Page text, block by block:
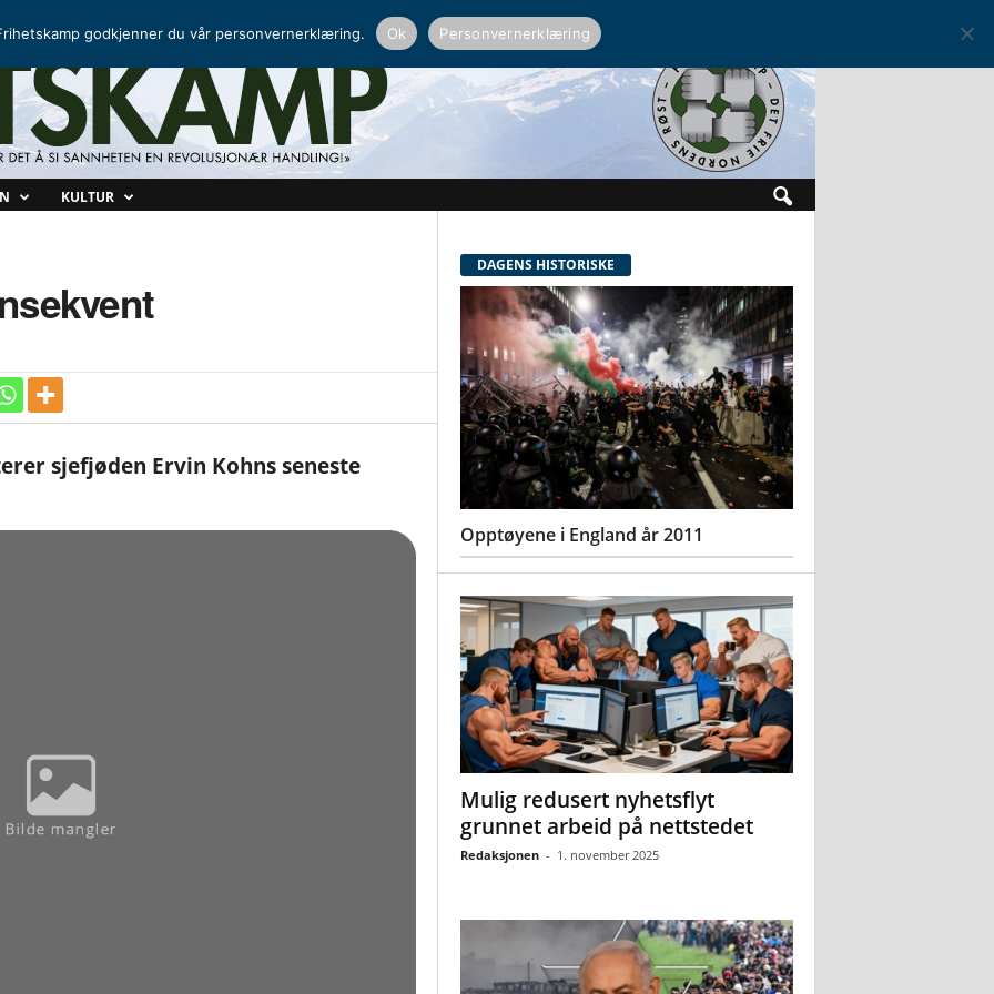
KULTUR
sjefjøden Ervin Kohns seneste
DAGENS HISTORISKE
Opptøyene i England år 2011
Mulig redusert nyhetsflyt
grunnet arbeid på nettstedet
Redaksjonen - 1. november 2025
godkjenner du vår personvernerklæring. Ok Personvernerklæring